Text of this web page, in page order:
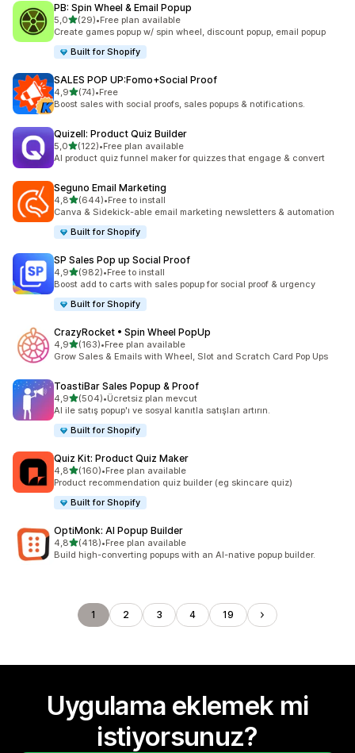
PB: Spin Wheel & Email Popup
5,05 yıldız üzerinden
(29)
toplam 29 değerlendirme
•Free plan available
Create games popup w/ spin wheel, discount popup, email popup
Built for Shopify
SALES POP UP:Fomo+Social Proof
4,95 yıldız üzerinden
(74)
toplam 74 değerlendirme
•Free
Boost sales with social proofs, sales popups & notifications.
Quizell: Product Quiz Builder
5,05 yıldız üzerinden
(122)
toplam 122 değerlendirme
•Free plan available
AI product quiz funnel maker for quizzes that engage & convert
Seguno Email Marketing
4,85 yıldız üzerinden
(644)
toplam 644 değerlendirme
•Free to install
Canva & Sidekick-able email marketing newsletters & automation
Built for Shopify
SP Sales Pop up Social Proof
4,95 yıldız üzerinden
(982)
toplam 982 değerlendirme
•Free to install
Boost add to carts with sales popup for social proof & urgency
Built for Shopify
CrazyRocket • Spin Wheel PopUp
4,95 yıldız üzerinden
(163)
toplam 163 değerlendirme
•Free plan available
Grow Sales & Emails with Wheel, Slot and Scratch Card Pop Ups
ToastiBar Sales Popup & Proof
4,95 yıldız üzerinden
(504)
toplam 504 değerlendirme
•Ücretsiz plan mevcut
AI ile satış popup'ı ve sosyal kanıtla satışları artırın.
Built for Shopify
Quiz Kit: Product Quiz Maker
4,85 yıldız üzerinden
(160)
toplam 160 değerlendirme
•Free plan available
Product recommendation quiz builder (eg skincare quiz)
Built for Shopify
OptiMonk: AI Popup Builder
4,85 yıldız üzerinden
(418)
toplam 418 değerlendirme
•Free plan available
Build high-converting popups with an AI-native popup builder.
1 2 3 4 19
Uygulama eklemek mi
istiyorsunuz?